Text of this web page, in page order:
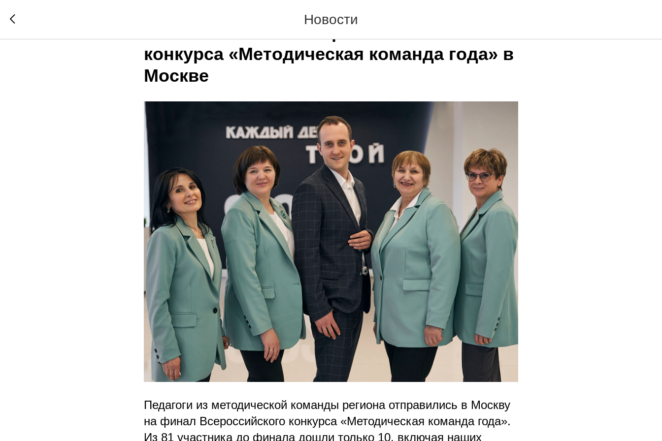
Новости
Наши педагоги на пути к победе.
конкурса «Методическая команда года» в
Москве
Педагоги из методической команды региона отправились в Москву
на финал Всероссийского конкурса «Методическая команда года».
Из 81 участника до финала дошли только 10, включая наших